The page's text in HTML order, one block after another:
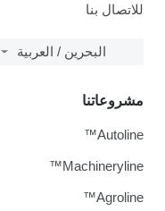
للاتصال بنا
البحرين / العربية
مشروعاتنا
Autoline™
Machineryline™
Agroline™